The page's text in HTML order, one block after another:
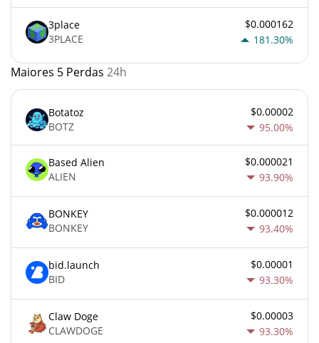
3place
3PLACE
$0.000162
181.30%
Maiores 5 Perdas 24h
Botatoz
BOTZ
$0.00002
95.00%
Based Alien
ALIEN
$0.000021
93.90%
BONKEY
BONKEY
$0.000012
93.40%
bid.launch
BID
$0.00001
93.30%
Claw Doge
CLAWDOGE
$0.00003
93.30%